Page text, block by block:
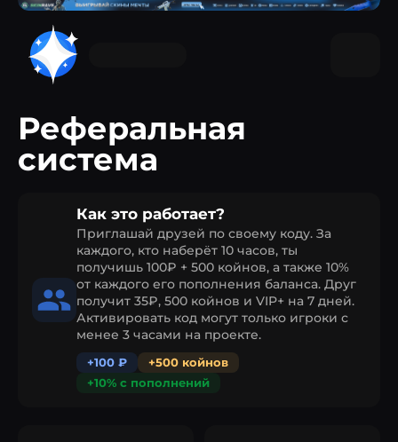
Реферальная
система
Как это работает?
Приглашай друзей по своему коду. За
каждого, кто наберёт 10 часов, ты
получишь 100₽ + 500 койнов, а также 10%
от каждого его пополнения баланса. Друг
получит 35₽, 500 койнов и VIP+ на 7 дней.
Активировать код могут только игроки с
менее 3 часами на проекте.
+100 ₽
+500 койнов
+10% с пополнений